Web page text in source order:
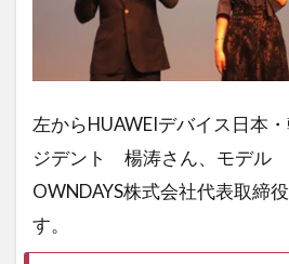
左からHUAWEIデバイス日本
ジデント 楊涛さん、モデル
OWNDAYS株式会社代表取締
す。